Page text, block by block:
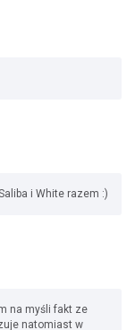
i White razem :)
na myśli fakt ze
natomiast w